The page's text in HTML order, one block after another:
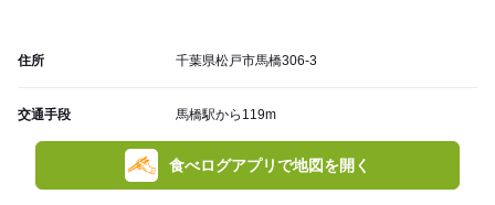
住所 千葉県松戸市馬橋306-3
交通手段 馬橋駅から119m
食べログアプリで地図を開く